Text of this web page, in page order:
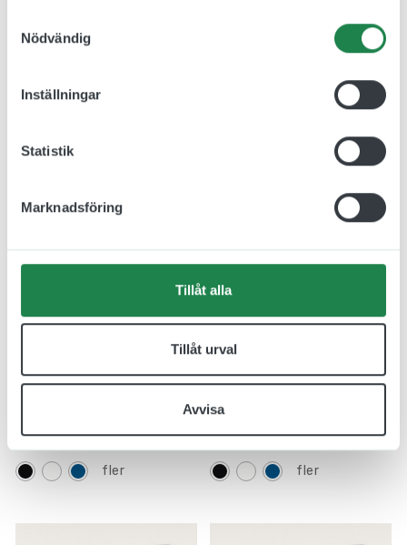
Nödvändig
Inställningar
Statistik
Marknadsföring
Tillåt alla
Tillåt urval
Avvisa
jcgt1192
Inkl. moms
fler
Herrar 150 x 150 mm
jcgt1191
406.00 kr
Inkl. moms
fler